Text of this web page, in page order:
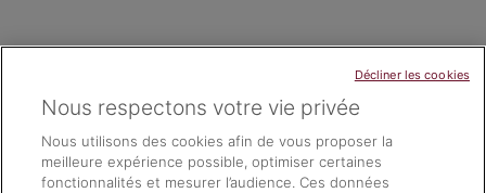
Nous respectons votre vie privée
Nous utilisons des cookies afin de vous proposer la
meilleure expérience possible, optimiser certaines
fonctionnalités et mesurer l’audience. Ces données
Décliner les cookies